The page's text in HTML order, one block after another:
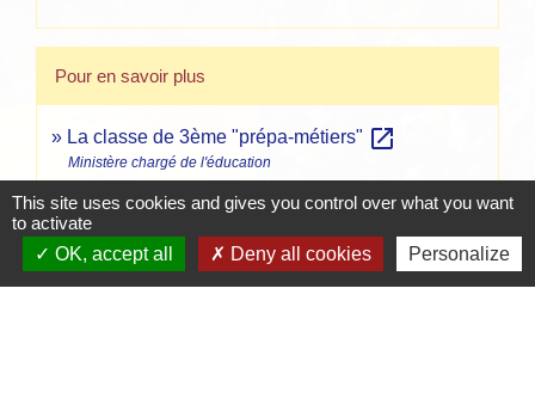
Pour en savoir plus
La classe de 3ème "prépa-métiers" open_in_new
Ministère chargé de l'éducation
Signaler une erreur sur cette page
This site uses cookies and gives you control over what you want
to activate
OK, accept all
Deny all cookies Personalize